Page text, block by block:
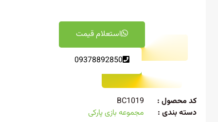
استعلام قیمت
09378892850
محصول :
BC1019
بندی :
مجموعه بازی پارکی